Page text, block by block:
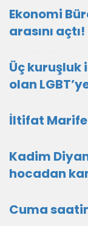
Ekonomi
arasını açtı!
Üç kuruşluk
olan
İltifat
Kadim
hocadan
Cuma